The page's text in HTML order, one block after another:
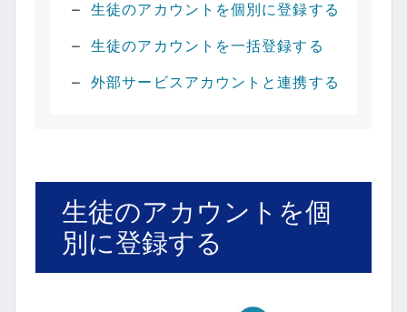
生徒のアカウントを個別に登録する
生徒のアカウントを一括登録する
外部サービスアカウントと連携する
生徒のアカウントを個
別に登録する